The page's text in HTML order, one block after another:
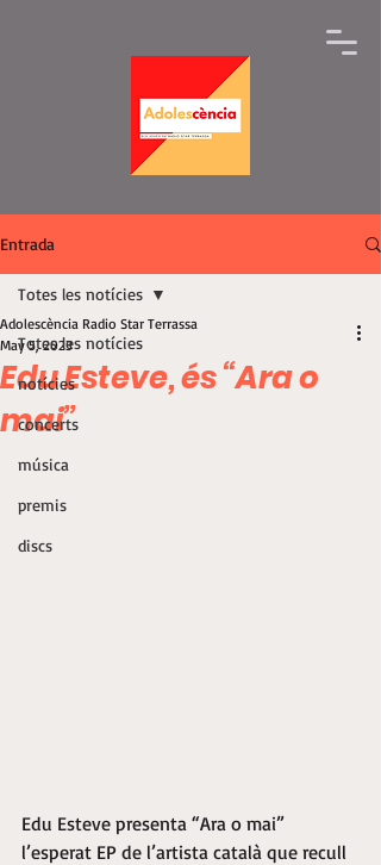
Entrada
Totes les notícies
notícies
concerts
música
premis
discs
Totes les notícies
Edu Esteve, és “Ara o
mai”
Adolescència Radio Star Terrassa
May 5, 2023
Edu Esteve presenta “Ara o mai”
l’esperat EP de l’artista català que recull